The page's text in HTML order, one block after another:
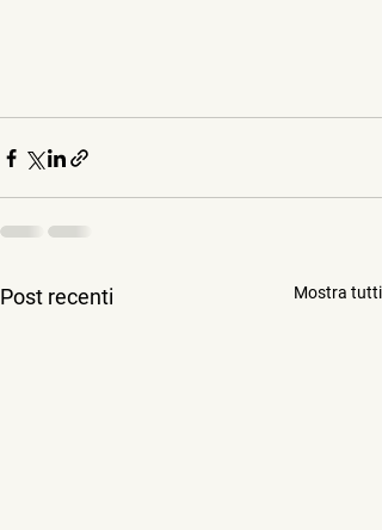
Post recenti Mostra tutti